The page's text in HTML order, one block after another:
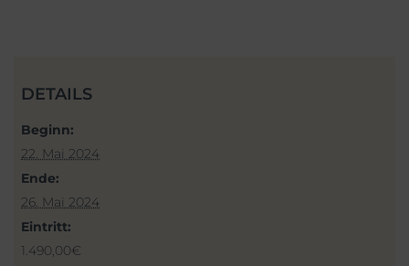
DETAILS
Beginn:
22. Mai 2024
Ende:
26. Mai 2024
Eintritt:
1.490,00€